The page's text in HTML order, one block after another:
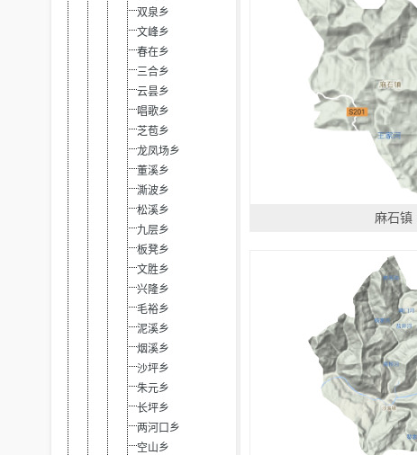
双泉乡
文峰乡
春在乡
三合乡
云昙乡
唱歌乡
芝苞乡
龙凤场乡
董溪乡
澌波乡
松溪乡
九层乡
板凳乡
文胜乡
兴隆乡
毛裕乡
泥溪乡
烟溪乡
沙坪乡
朱元乡
长坪乡
两河口乡
空山乡
麻石镇